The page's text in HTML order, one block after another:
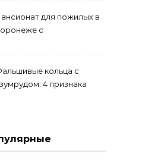
для пожилых в
с
кольца с
4 признака